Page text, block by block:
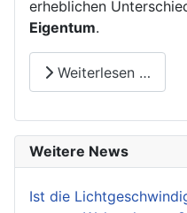
erheblichen
Eigentum.
Weiterlesen …
Weitere News
Ist die